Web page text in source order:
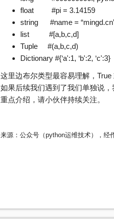
float #pi = 3.14159
string #name =
list #[a,b,c,d]
Tuple #(a,b,c,d)
Dictionary #{‘a':1, ‘b':2, ‘c':3}
这里边布尔类型最容易理解，
如果后续我们遇到了我们单独说
重点介绍，请小伙伴持续关注。
来源：公众号（python运维技术），经